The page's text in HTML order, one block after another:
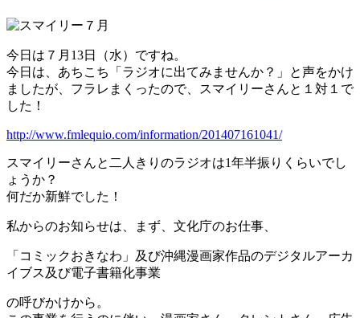
今日は７月13日（水）ですね。
今日は、あちこち「ラジオに出てみませんか？」と声をかけ
ましたが、フラレまくったので、スマイリーさんと１対１で
した！
http://www.fmlequio.com/information/201407161041/
スマイリーさんと二人きりのラジオは1年半振りくらいでし
ょうか？
何だか新鮮でした！
私からのお知らせは、まず、文化庁のお仕事、
「コミックおきなわ」及び沖縄漫画家作品のデジタルアーカ
イブス及び電子書籍化事業
の呼びかけから。